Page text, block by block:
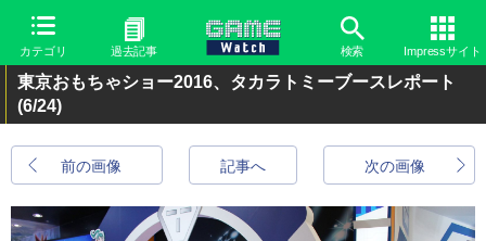
カテゴリ 過去記事 検索 Impressサイト
東京おもちゃショー2016、タカラトミーブースレポート
(6/24)
前の画像 次の画像
記事へ